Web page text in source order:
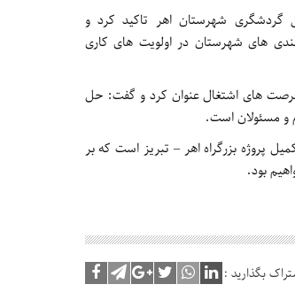
گردشگری شهرستان اهر تاکید کرد و
های شهرستان در اولویت های کاری
فرصت های اشتغال عنوان کرد و گفت: حل
و مسئولان است.
پروژه بزرگراه اهر – تبریز است که بر
بود.
بگذارید :